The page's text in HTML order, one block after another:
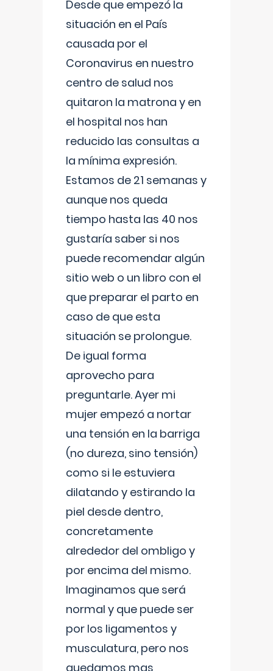
Desde que empezó la
situación en el País
causada por el
Coronavirus en nuestro
centro de salud nos
quitaron la matrona y en
el hospital nos han
reducido las consultas a
la mínima expresión.
Estamos de 21 semanas y
aunque nos queda
tiempo hasta las 40 nos
gustaría saber si nos
puede recomendar algún
sitio web o un libro con el
que preparar el parto en
caso de que esta
situación se prolongue.
De igual forma
aprovecho para
preguntarle. Ayer mi
mujer empezó a nortar
una tensión en la barriga
(no dureza, sino tensión)
como si le estuviera
dilatando y estirando la
piel desde dentro,
concretamente
alrededor del ombligo y
por encima del mismo.
Imaginamos que será
normal y que puede ser
por los ligamentos y
musculatura, pero nos
quedamos mas